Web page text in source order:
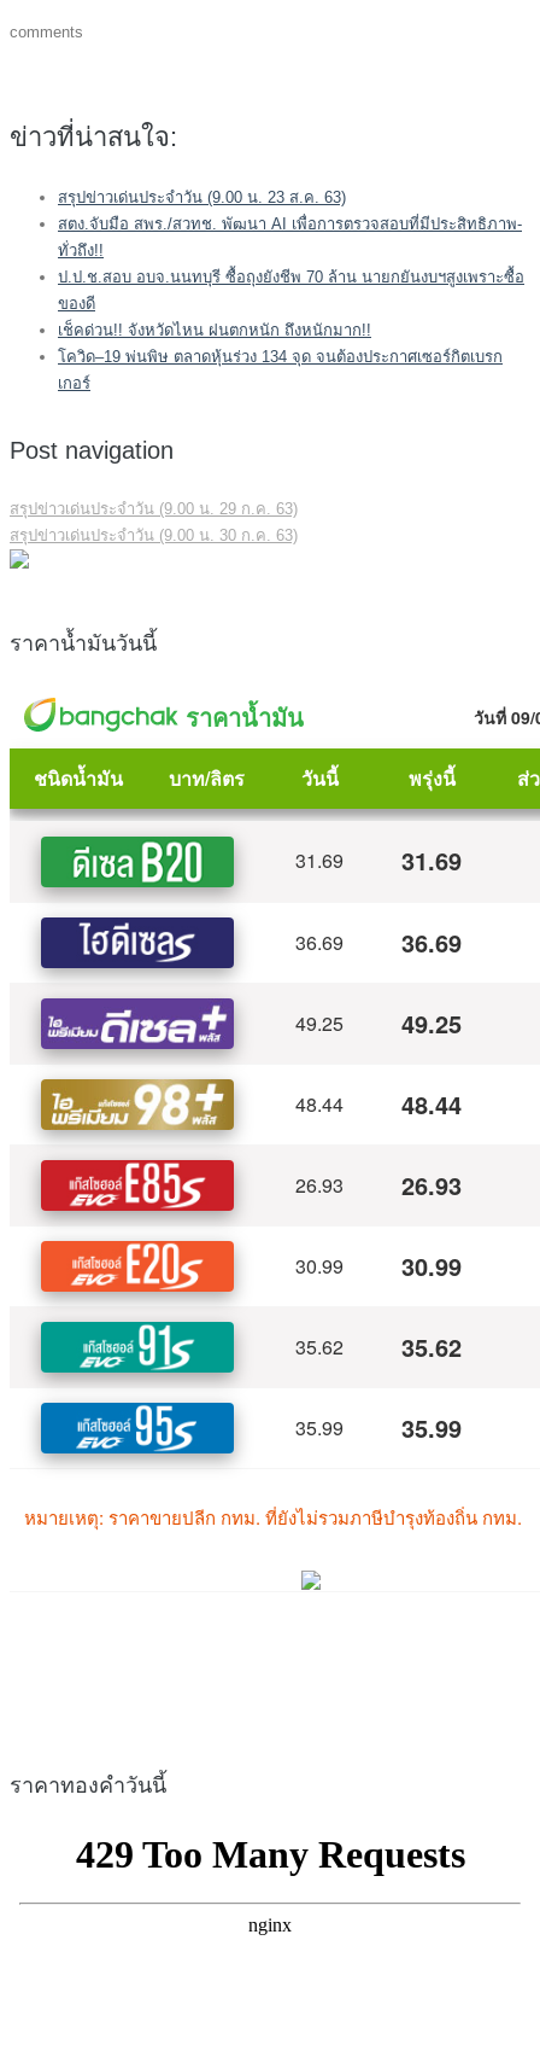
comments
ข่าวที่น่าสนใจ:
สรุปข่าวเด่นประจำวัน (9.00 น. 23 ส.ค. 63)
สตง.จับมือ สพร./สวทช. พัฒนา AI เพื่อการตรวจสอบที่มีประสิทธิภาพ-
ทั่วถึง!!
ป.ป.ช.สอบ อบจ.นนทบุรี ซื้อถุงยังชีพ 70 ล้าน นายกยันงบฯสูงเพราะซื้อ
ของดี
เช็คด่วน!! จังหวัดไหน ฝนตกหนัก ถึงหนักมาก!!
โควิด–19 พ่นพิษ ตลาดหุ้นร่วง 134 จุด จนต้องประกาศเซอร์กิตเบรก
เกอร์
Post navigation
สรุปข่าวเด่นประจำวัน (9.00 น. 29 ก.ค. 63)
สรุปข่าวเด่นประจำวัน (9.00 น. 30 ก.ค. 63)
ราคาน้ำมันวันนี้
ราคาทองคำวันนี้